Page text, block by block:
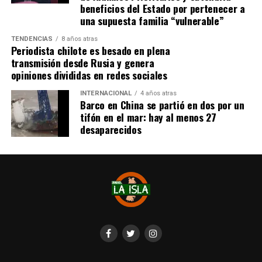
Finalmente, Ojeda remarcó que laMesa Social de
no descansará hasta que el hospital sea habilitado
Quellón.«La salud es un derecho y no vamos a
permitir que esta situación se siga postergando»,
concluyó.
beneficios del Estado por pertenecer a
una supuesta familia “vulnerable”
TENDENCIAS 8 años atras
Periodista chilote es besado en plena
transmisión desde Rusia y genera
opiniones divididas en redes sociales
INTERNACIONAL 4 años atras
Barco en China se partió en dos por un
tifón en el mar: hay al menos 27
desaparecidos